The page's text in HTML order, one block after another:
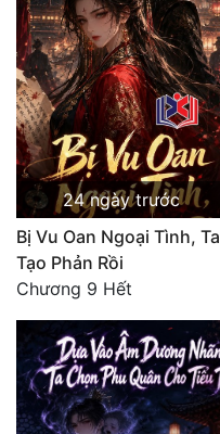
24 ngày trước
Bị Vu Oan Ngoại Tình, Ta
Tạo Phản Rồi
Chương 9 Hết